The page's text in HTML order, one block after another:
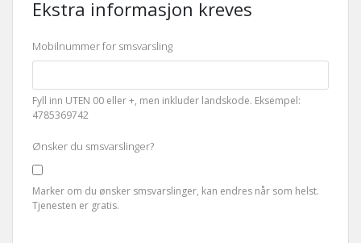
Ekstra informasjon kreves
Mobilnummer for smsvarsling
Fyll inn UTEN 00 eller +, men inkluder landskode. Eksempel:
4785369742
Ønsker du smsvarslinger?
Marker om du ønsker smsvarslinger, kan endres når som helst.
Tjenesten er gratis.